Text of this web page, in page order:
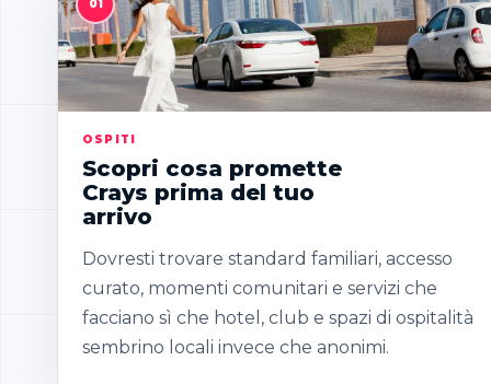
OSPITI
Scopri cosa promette
Crays prima del tuo
arrivo
Dovresti trovare standard familiari, accesso
curato, momenti comunitari e servizi che
facciano sì che hotel, club e spazi di ospitalità
sembrino locali invece che anonimi.